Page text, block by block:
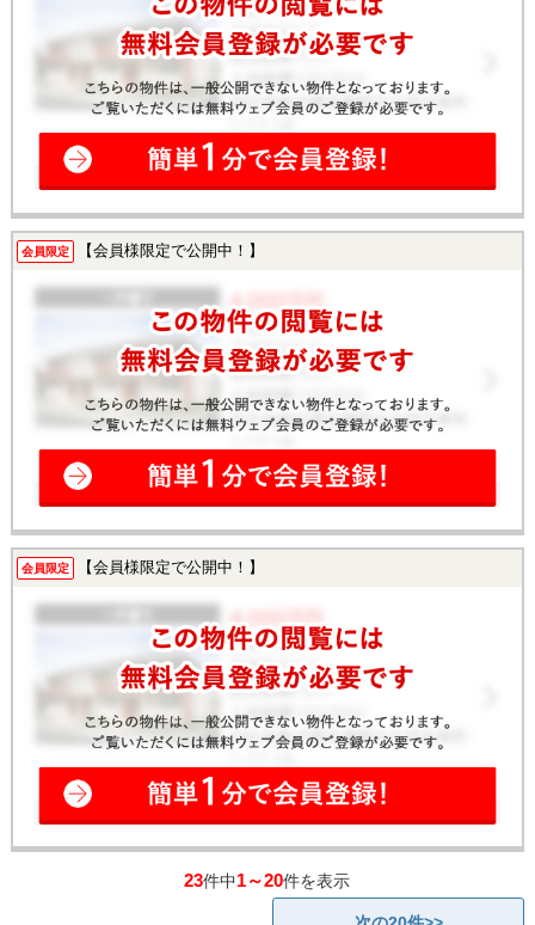
会員限定 【会員様限定で公開中！】
会員限定 【会員様限定で公開中！】
23件中1～20件を表示